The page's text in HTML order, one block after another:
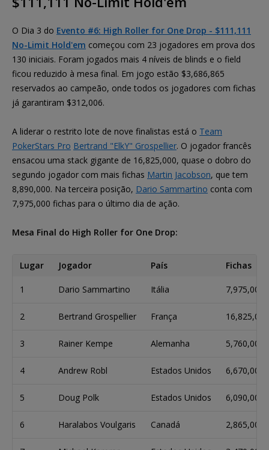
O Dia 3 do Evento #6: High Roller for One Drop - $111,111
No-Limit Hold'em começou com 23 jogadores em prova dos
130 iniciais. Foram jogados mais 4 níveis de blinds e o field
ficou reduzido à mesa final. Em jogo estão $3,686,865
reservados ao campeão, onde todos os jogadores com fichas
já garantiram $312,006.
A liderar o restrito lote de nove finalistas está o Team
PokerStars Pro Bertrand "ElkY" Grospellier. O jogador francês
ensacou uma stack gigante de 16,825,000, quase o dobro do
segundo jogador com mais fichas Martin Jacobson, que tem
8,890,000. Na terceira posição, Dario Sammartino conta com
7,975,000 fichas para o último dia de ação.
Mesa Final do High Roller for One Drop:
Lugar Jogador País Fichas
1 Dario Sammartino Itália 7,975,000
2 Bertrand Grospellier França 16,825,000
3 Rainer Kempe Alemanha 5,760,000
4 Andrew Robl Estados Unidos 6,670,000
5 Doug Polk Estados Unidos 6,090,000
6 Haralabos Voulgaris Canadá 2,865,000